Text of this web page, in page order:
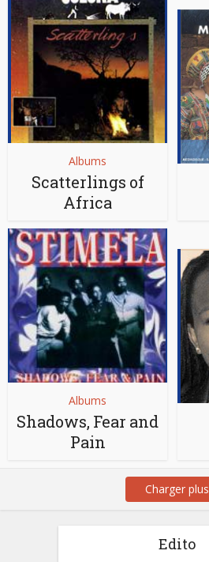
Albums
Scatterlings of
Africa
Albums
Shadows, Fear and
Pain
Charger plus
Edito